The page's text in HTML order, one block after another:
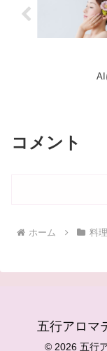
AI
コメント
ホーム 料理
五行アロマ
© 2026 五行